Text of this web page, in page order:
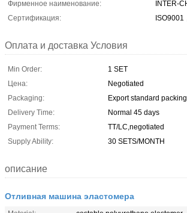
Фирменное наименование:
INTER-
Сертификация:
ISO9001
Оплата и доставка Условия
Min Order:
1 SET
Цена:
Negotiated
Packaging:
Export standard packing
Delivery Time:
Normal 45 days
Payment Terms:
TT/LC,negotiated
Supply Ability:
30 SETS/MONTH
описание
Отливная машина эластомера